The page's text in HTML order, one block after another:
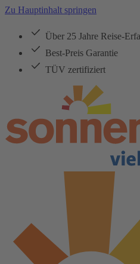
Zu Hauptinhalt springen
Über 25 Jahre Reise-
Best-Preis Garantie
TÜV zertifiziert